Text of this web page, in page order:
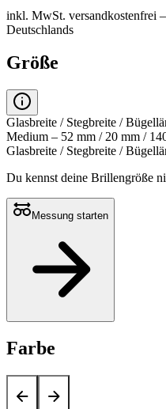
inkl. MwSt. versandkostenfrei
Deutschlands
Größe
Glasbreite / Stegbreite /
Medium – 52 mm / 20 mm /
Glasbreite / Stegbreite /
Du kennst deine Brillengröße
Messung starten
Farbe